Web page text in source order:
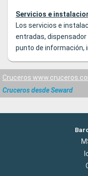
Servicios e
Los servicios e
entradas, dispensador
punto de información,
Cruceros
Cruceros desde Seward